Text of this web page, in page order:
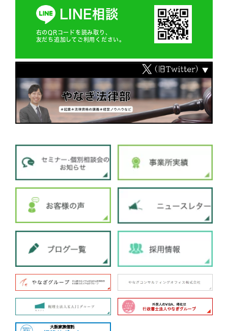
LINE相談
右のQRコードを読み取り、
友だち追加してご利用ください。